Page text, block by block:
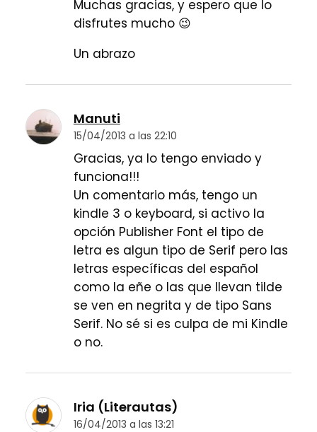
Muchas gracias, y espero que lo
disfrutes mucho 😉
Un abrazo
Manuti
15/04/2013 a las 22:10
Gracias, ya lo tengo enviado y
funciona!!!
Un comentario más, tengo un
kindle 3 o keyboard, si activo la
opción Publisher Font el tipo de
letra es algun tipo de Serif pero las
letras específicas del español
como la eñe o las que llevan tilde
se ven en negrita y de tipo Sans
Serif. No sé si es culpa de mi Kindle
o no.
Iria (Literautas)
16/04/2013 a las 13:21